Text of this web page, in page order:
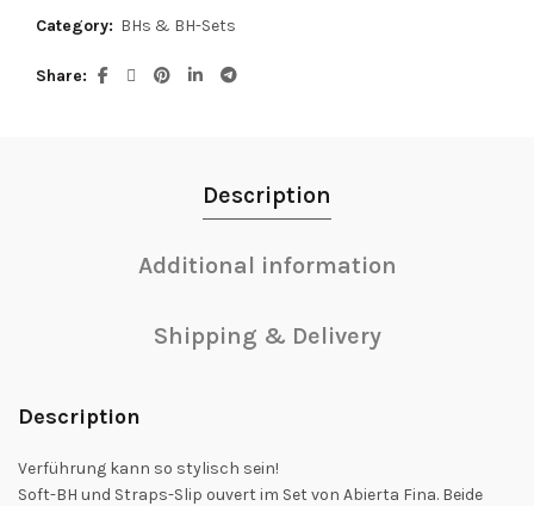
Category: BHs & BH-Sets
Share
Description
Additional information
Shipping & Delivery
Description
Verführung kann so stylisch sein!
Soft-BH und Straps-Slip ouvert im Set von Abierta Fina. Beide